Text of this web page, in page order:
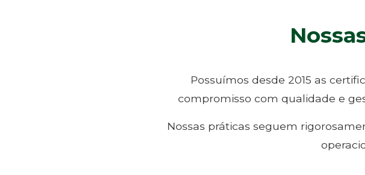
Possuímos desde 2015 as
compromisso com qualidade e
Nossas práticas seguem